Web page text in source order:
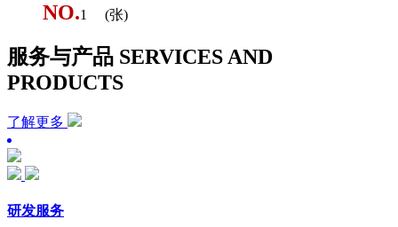
NO.1 (张)
服务与产品 SERVICES AND
PRODUCTS
了解更多
研发服务